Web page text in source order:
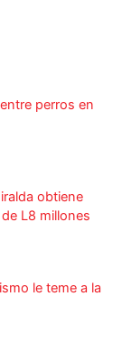
perros en
obtiene
L8 millones
le teme a la